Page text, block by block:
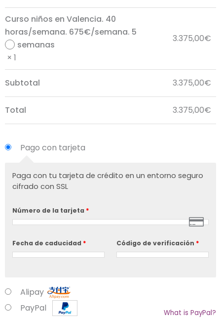
Curso niños en Valencia. 40
horas/semana. 675€/semana. 5
semanas
× 1
3.375,00€
Subtotal 3.375,00€
Total 3.375,00€
Pago con tarjeta
Paga con tu tarjeta de crédito en un entorno seguro
cifrado con SSL
Número de la tarjeta *
Fecha de caducidad * Código de verificación *
Alipay
PayPal
What is PayPal?